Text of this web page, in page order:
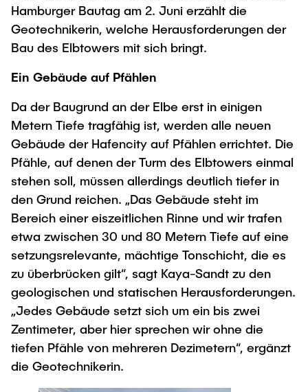
Joint School of Multidisciplinary Studies
Institutes
Overview
Hamburger Bautag am 2. Juni erzählt die
Geotechnikerin, welche Herausforderungen der
Bau des Elbtowers mit sich bringt.
Ein Gebäude auf Pfählen
Da der Baugrund an der Elbe erst in einigen
Metern Tiefe tragfähig ist, werden alle neuen
Gebäude der Hafencity auf Pfählen errichtet. Die
Pfähle, auf denen der Turm des Elbtowers einmal
stehen soll, müssen allerdings deutlich tiefer in
den Grund reichen. „Das Gebäude steht im
Bereich einer eiszeitlichen Rinne und wir trafen
etwa zwischen 30 und 80 Metern Tiefe auf eine
setzungsrelevante, mächtige Tonschicht, die es
zu überbrücken gilt“, sagt Kaya-Sandt zu den
geologischen und statischen Herausforderungen.
„Jedes Gebäude setzt sich um ein bis zwei
Zentimeter, aber hier sprechen wir ohne die
tiefen Pfähle von mehreren Dezimetern“, ergänzt
die Geotechnikerin.